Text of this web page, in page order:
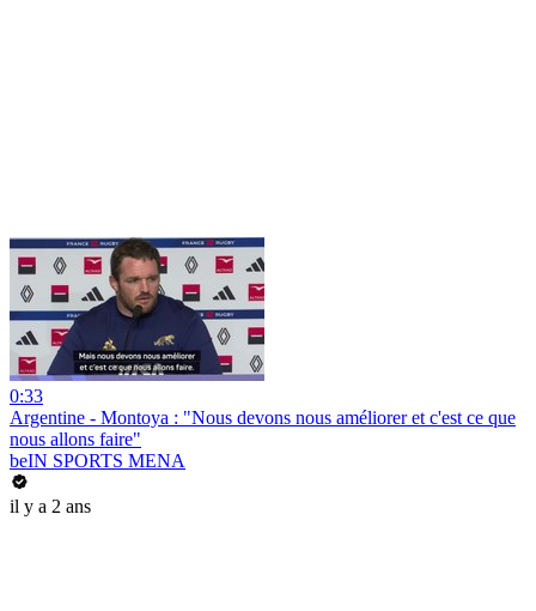
0:33
Argentine - Montoya : "Nous devons nous améliorer et c'est ce que
nous allons faire"
beIN SPORTS MENA
il y a 2 ans